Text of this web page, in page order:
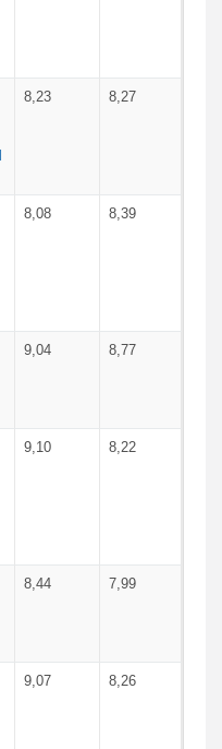
8,23 8,27
8,08 8,39
9,04 8,77
9,10 8,22
8,44 7,99
9,07 8,26